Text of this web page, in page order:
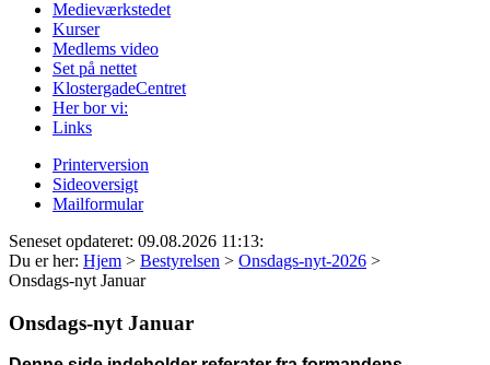
Medieværkstedet
Kurser
Medlems video
Set på nettet
KlostergadeCentret
Her bor vi:
Links
Printerversion
Sideoversigt
Mailformular
Seneset opdateret: 09.08.2026 11:13:
Du er her: Hjem > Bestyrelsen > Onsdags-nyt-2026 >
Onsdags-nyt Januar
Onsdags-nyt Januar